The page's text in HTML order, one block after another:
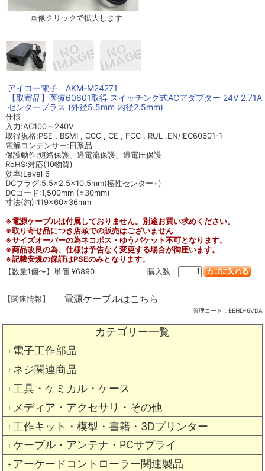
カテゴリー一覧
＋ 電子工作部品
＋ ネジ関連商品
＋ 工具・ケミカル・ケース
＋ メディア・アクセサリ・その他
＋ 工作キット・模型・書籍・3Dプリンター
＋ ケーブル・アンテナ・PCサプライ
＋ アーケードコントローラー関連製品
画像クリックで拡大します
アイコー電子 AKM-M24271
【取寄品】医療60601取得 スイッチング式ACアダプター 24V 2.71A
センタープラス (外径5.5mm 内径2.5mm)
仕様
入力:AC100～240V
取得規格:PSE , BSMI , CCC , CE , FCC , RUL ,EN/IEC60601-1
電解コンデンサー:日系品
保護動作:短絡保護、過電流保護、過電圧保護
RoHS:対応(10物質)
効率:Level 6
DCプラグ:5.5×2.5×10.5mm(極性センター+)
DCコード:1,500mm (±30mm)
寸法(約):119×60×36mm
※電源ケーブルは付属しておりません。別途お買い求めください。
※取り寄せ品につき店頭での販売はございません
※サイズオーバーの為ネコポス・ゆうパケット不可となります。
※商品改良の為、仕様は予告なく変更する場合が御座います。
※記載安規の保証はPSEのみとなります。
【数量1個〜】単価 ¥6890
購入数：
【関連情報】 電源ケーブルはこちら
管理コード： EEHD-6VDA